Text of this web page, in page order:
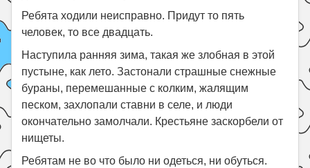
Ребята ходили неисправно. Придут то пять
человек, то все двадцать.
Наступила ранняя зима, такая же злобная в этой
пустыне, как лето. Застонали страшные снежные
бураны, перемешанные с колким, жалящим
песком, захлопали ставни в селе, и люди
окончательно замолчали. Крестьяне заскорбели от
нищеты.
Ребятам не во что было ни одеться, ни обуться.